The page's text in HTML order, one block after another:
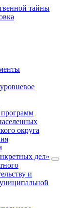
тайны
округа
дел»
и